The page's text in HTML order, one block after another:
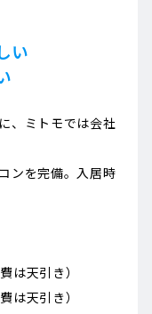
い
、ミトモでは会社
ンを完備。入居時
は天引き）
は天引き）